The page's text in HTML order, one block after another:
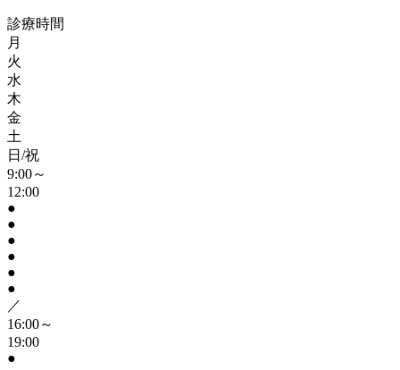
診療時間
月
火
水
木
金
土
日/祝
9:00～
12:00
●
●
●
●
●
●
／
16:00～
19:00
●